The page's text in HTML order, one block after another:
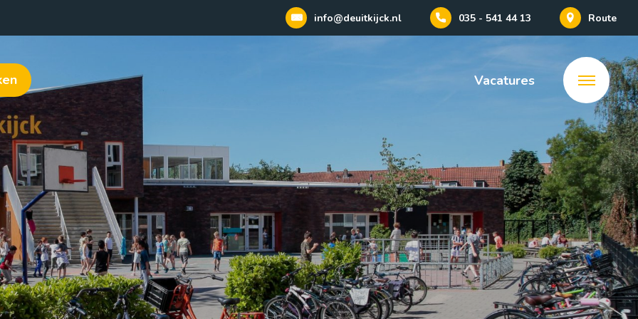
info@deuitkijck.nl 035 - 541 44 13 Route
Vacatures
openbaar dalton